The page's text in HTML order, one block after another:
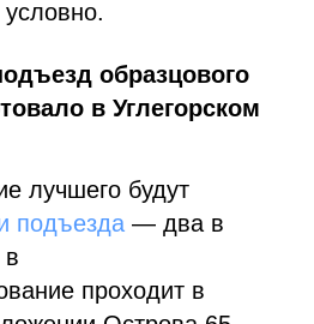
образцового
в Углегорском
лучшего будут
подъезда — два в
в
проходит в